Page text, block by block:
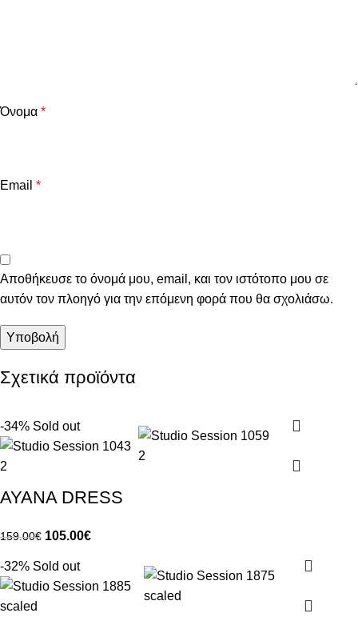
Όνομα *
Email *
Αποθήκευσε το όνομά μου, email, και τον ιστότοπο μου σε
αυτόν τον πλοηγό για την επόμενη φορά που θα σχολιάσω.
Σχετικά προϊόντα
-34% Sold out
AYANA DRESS
159.00€ 105.00€
-32% Sold out